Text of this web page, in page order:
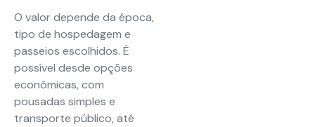
O valor depende da época,
tipo de hospedagem e
passeios escolhidos. É
possível desde opções
econômicas, com
pousadas simples e
transporte público, até